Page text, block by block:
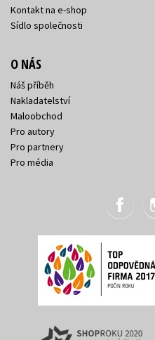
Kontakt na e-shop
Sídlo společnosti
O NÁS
Náš příběh
Nakladatelství
Maloobchod
Pro autory
Pro partnery
Pro média